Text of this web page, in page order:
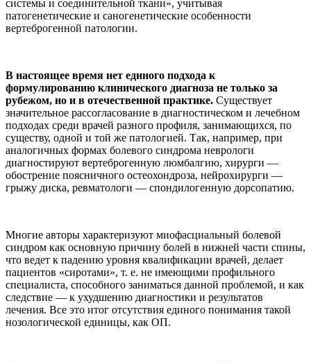
системы и соединительной ткани», учитывая
патогенетические и саногенетические особенности
вертеброгенной патологии.
В настоящее время нет единого подхода к
формулированию клинического диагноза не только за
рубежом, но и в отечественной практике. Существует
значительное рассогласование в диагностическом и лечебном
подходах среди врачей разного профиля, занимающихся, по
существу, одной и той же патологией. Так, например, при
аналогичных формах болевого синдрома неврологи
диагностируют вертеброгенную люмбалгию, хирурги —
обострение поясничного остеохондроза, нейрохирурги —
грыжу диска, ревматологи — спондилогенную дорсопатию.
Многие авторы характеризуют миофасциальный болевой
синдром как основную причину болей в нижней части спины,
что ведет к падению уровня квалификации врачей, делает
пациентов «сиротами», т. е. не имеющими профильного
специалиста, способного заниматься данной проблемой, и как
следствие — к ухудшению диагностики и результатов
лечения. Все это итог отсутствия единого понимания такой
нозологической единицы, как ОП.